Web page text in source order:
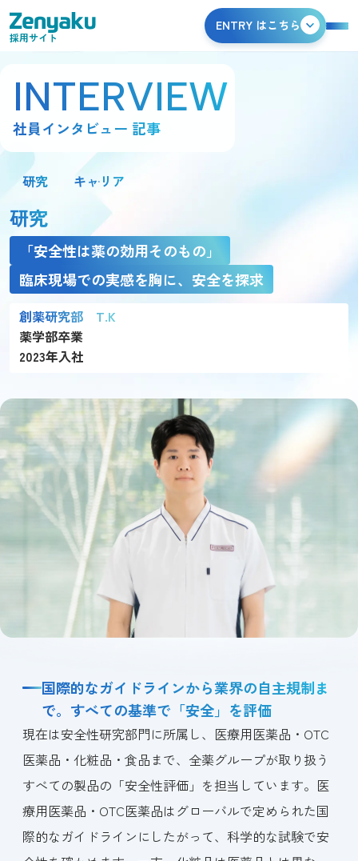
採用サイト
ENTRY はこちら
INTERVIEW
社員インタビュー 記事
研究 キャリア
研究
「安全性は薬の効用そのもの」
臨床現場での実感を胸に、安全を探求
創薬研究部 T.K
薬学部卒業
2023年入社
国際的なガイドラインから業界の自主規制ま
で。すべての基準で「安全」を評価
現在は安全性研究部門に所属し、医療用医薬品・OTC
医薬品・化粧品・食品まで、全薬グループが取り扱う
すべての製品の「安全性評価」を担当しています。医
療用医薬品・OTC医薬品はグローバルで定められた国
際的なガイドラインにしたがって、科学的な試験で安